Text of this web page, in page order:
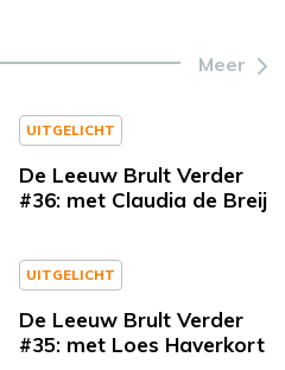
Meer
UITGELICHT
De Leeuw Brult Verder
#36: met Claudia de Breij
UITGELICHT
De Leeuw Brult Verder
#35: met Loes Haverkort